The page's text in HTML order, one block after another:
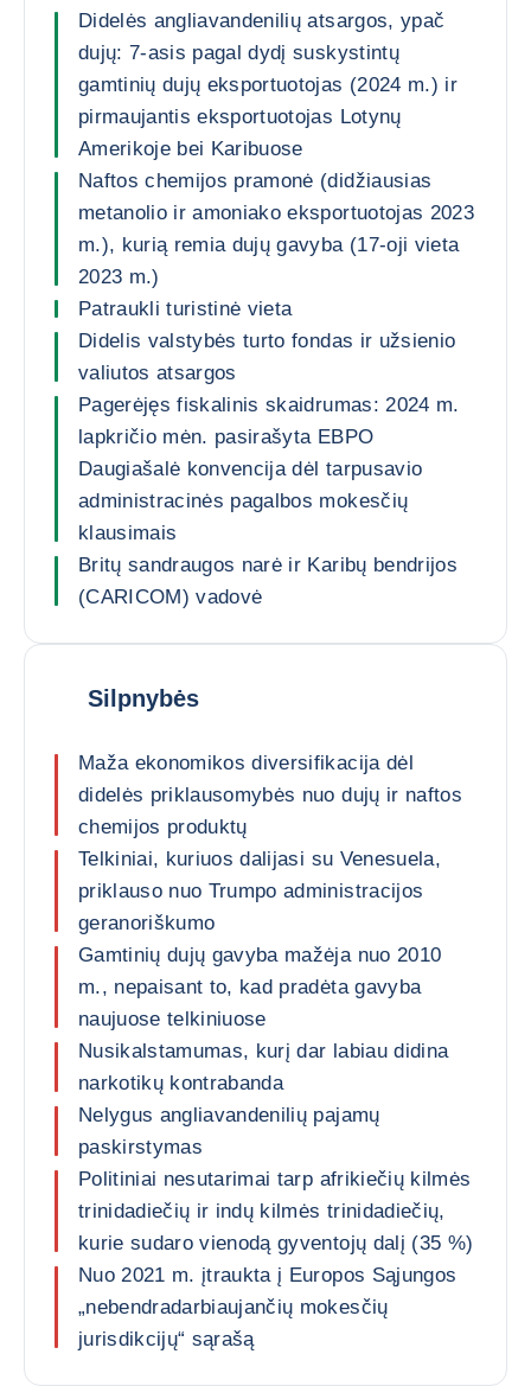
Didelės angliavandenilių atsargos, ypač
dujų: 7-asis pagal dydį suskystintų
gamtinių dujų eksportuotojas (2024 m.) ir
pirmaujantis eksportuotojas Lotynų
Amerikoje bei Karibuose
Naftos chemijos pramonė (didžiausias
metanolio ir amoniako eksportuotojas 2023
m.), kurią remia dujų gavyba (17-oji vieta
2023 m.)
Patraukli turistinė vieta
Didelis valstybės turto fondas ir užsienio
valiutos atsargos
Pagerėjęs fiskalinis skaidrumas: 2024 m.
lapkričio mėn. pasirašyta EBPO
Daugiašalė konvencija dėl tarpusavio
administracinės pagalbos mokesčių
klausimais
Britų sandraugos narė ir Karibų bendrijos
(CARICOM) vadovė
Silpnybės
Maža ekonomikos diversifikacija dėl
didelės priklausomybės nuo dujų ir naftos
chemijos produktų
Telkiniai, kuriuos dalijasi su Venesuela,
priklauso nuo Trumpo administracijos
geranoriškumo
Gamtinių dujų gavyba mažėja nuo 2010
m., nepaisant to, kad pradėta gavyba
naujuose telkiniuose
Nusikalstamumas, kurį dar labiau didina
narkotikų kontrabanda
Nelygus angliavandenilių pajamų
paskirstymas
Politiniai nesutarimai tarp afrikiečių kilmės
trinidadiečių ir indų kilmės trinidadiečių,
kurie sudaro vienodą gyventojų dalį (35 %)
Nuo 2021 m. įtraukta į Europos Sąjungos
„nebendradarbiaujančių mokesčių
jurisdikcijų“ sąrašą